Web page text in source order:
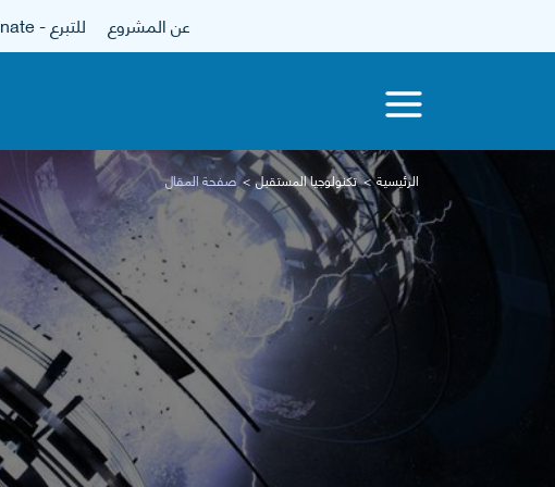
عن المشروع للتبرع - donate
الرئيسية تكنولوجيا المستقبل صفحة المقال